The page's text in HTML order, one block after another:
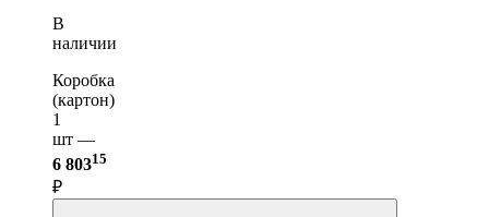
В
наличии
Коробка
(картон)
1
шт —
6 80315
₽